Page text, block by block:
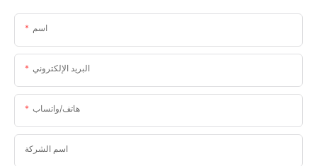
اسم
البريد الإلكتروني
هاتف/واتساب
اسم الشركة